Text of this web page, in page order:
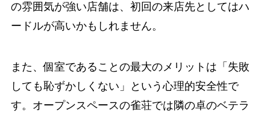
の雰囲気が強い店舗は、初回の来店先としてはハ
ードルが高いかもしれません。
また、個室であることの最大のメリットは「失敗
しても恥ずかしくない」という心理的安全性で
す。オープンスペースの雀荘では隣の卓のベテラ